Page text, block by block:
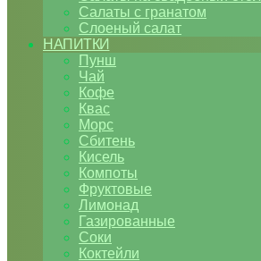
Салаты с гранатом
Слоеный салат
НАПИТКИ
Пунш
Чай
Кофе
Квас
Морс
Сбитень
Кисель
Компоты
Фруктовые
Лимонад
Газированные
Соки
Коктейли